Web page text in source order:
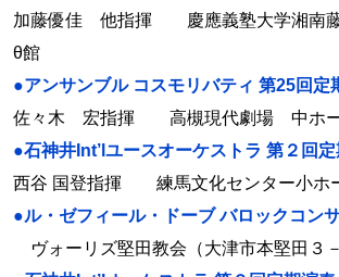
加藤優佳 他指揮 慶應義塾大学湘南藤
θ館
●アンサンブル コスモリバティ 第25回定
佐々木 宏指揮 高槻現代劇場 中ホ
●石神井Int’lユースオーケストラ 第２回
西谷 国登指揮 練馬文化センター小ホ
●ル・ゼフィール・ドーブ バロックコン
ヴォーリズ堅田教会（大津市本堅田３